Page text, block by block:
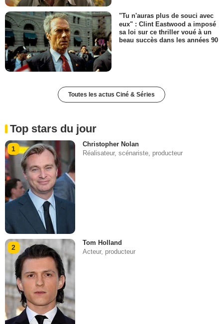
"Tu n'auras plus de souci avec
eux" : Clint Eastwood a imposé
sa loi sur ce thriller voué à un
beau succès dans les années 90
Toutes les actus Ciné & Séries
Top stars du jour
1
Christopher Nolan
Réalisateur, scénariste, producteur
2
Tom Holland
Acteur, producteur